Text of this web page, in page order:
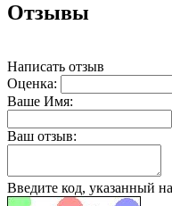
Отзывы
Написать отзыв
Оценка:
Ваше Имя:
Ваш отзыв:
Введите код, указанный